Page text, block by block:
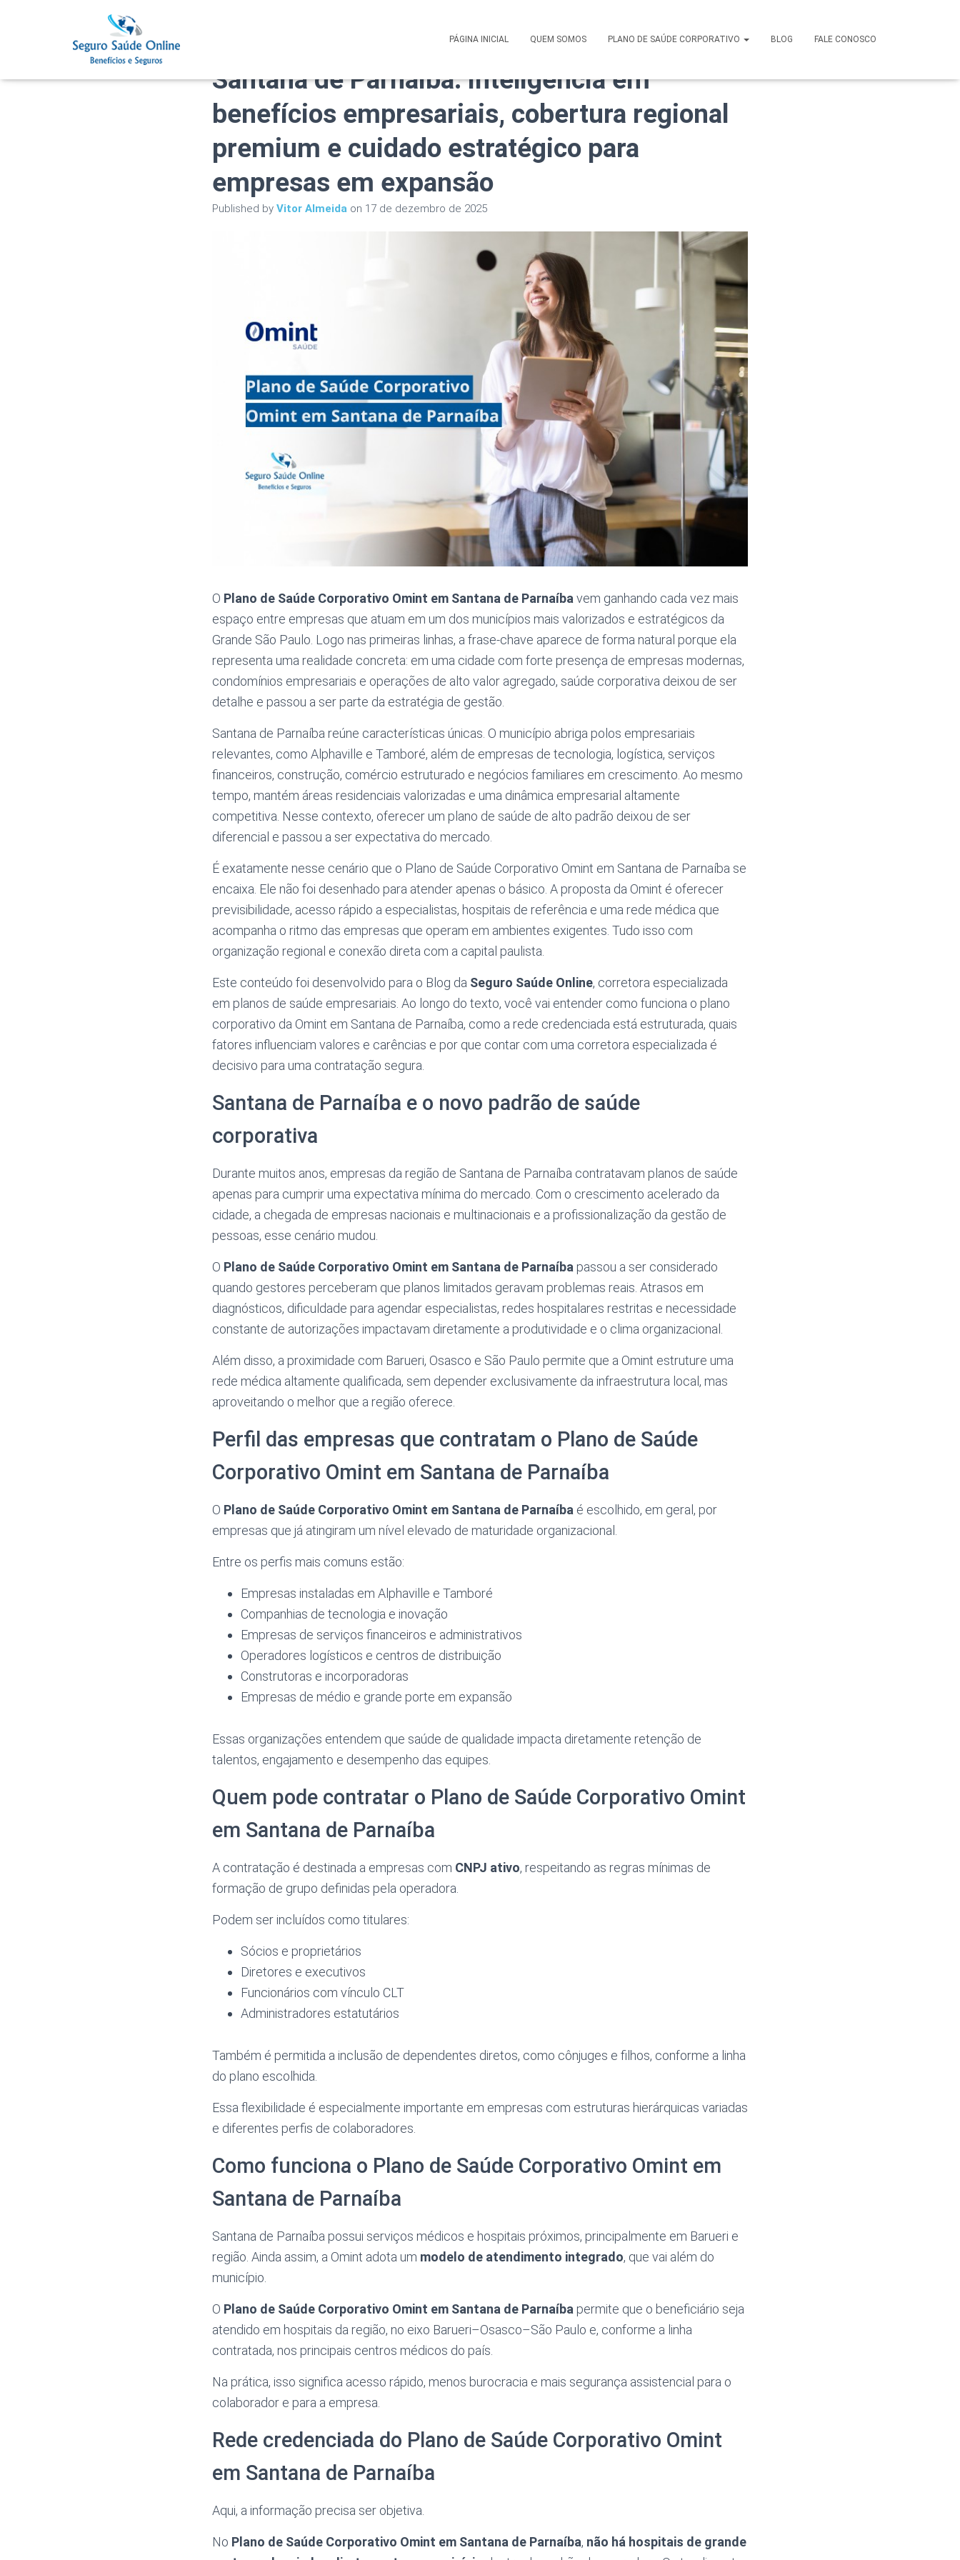
PÁGINA INICIAL QUEM SOMOS PLANO DE SAÚDE CORPORATIVO BLOG FALE CONOSCO
Plano de Saúde Corporativo Omint em
Santana de Parnaíba: inteligência em
benefícios empresariais, cobertura regional
premium e cuidado estratégico para
empresas em expansão
Published by Vitor Almeida on 17 de dezembro de 2025
O Plano de Saúde Corporativo Omint em Santana de Parnaíba vem ganhando cada vez mais
espaço entre empresas que atuam em um dos municípios mais valorizados e estratégicos da
Grande São Paulo. Logo nas primeiras linhas, a frase-chave aparece de forma natural porque ela
representa uma realidade concreta: em uma cidade com forte presença de empresas modernas,
condomínios empresariais e operações de alto valor agregado, saúde corporativa deixou de ser
detalhe e passou a ser parte da estratégia de gestão.
Santana de Parnaíba reúne características únicas. O município abriga polos empresariais
relevantes, como Alphaville e Tamboré, além de empresas de tecnologia, logística, serviços
financeiros, construção, comércio estruturado e negócios familiares em crescimento. Ao mesmo
tempo, mantém áreas residenciais valorizadas e uma dinâmica empresarial altamente
competitiva. Nesse contexto, oferecer um plano de saúde de alto padrão deixou de ser
diferencial e passou a ser expectativa do mercado.
É exatamente nesse cenário que o Plano de Saúde Corporativo Omint em Santana de Parnaíba se
encaixa. Ele não foi desenhado para atender apenas o básico. A proposta da Omint é oferecer
previsibilidade, acesso rápido a especialistas, hospitais de referência e uma rede médica que
acompanha o ritmo das empresas que operam em ambientes exigentes. Tudo isso com
organização regional e conexão direta com a capital paulista.
Este conteúdo foi desenvolvido para o Blog da Seguro Saúde Online, corretora especializada
em planos de saúde empresariais. Ao longo do texto, você vai entender como funciona o plano
corporativo da Omint em Santana de Parnaíba, como a rede credenciada está estruturada, quais
fatores influenciam valores e carências e por que contar com uma corretora especializada é
decisivo para uma contratação segura.
Santana de Parnaíba e o novo padrão de saúde
corporativa
Durante muitos anos, empresas da região de Santana de Parnaíba contratavam planos de saúde
apenas para cumprir uma expectativa mínima do mercado. Com o crescimento acelerado da
cidade, a chegada de empresas nacionais e multinacionais e a profissionalização da gestão de
pessoas, esse cenário mudou.
O Plano de Saúde Corporativo Omint em Santana de Parnaíba passou a ser considerado
quando gestores perceberam que planos limitados geravam problemas reais. Atrasos em
diagnósticos, dificuldade para agendar especialistas, redes hospitalares restritas e necessidade
constante de autorizações impactavam diretamente a produtividade e o clima organizacional.
Além disso, a proximidade com Barueri, Osasco e São Paulo permite que a Omint estruture uma
rede médica altamente qualificada, sem depender exclusivamente da infraestrutura local, mas
aproveitando o melhor que a região oferece.
Perfil das empresas que contratam o Plano de Saúde
Corporativo Omint em Santana de Parnaíba
O Plano de Saúde Corporativo Omint em Santana de Parnaíba é escolhido, em geral, por
empresas que já atingiram um nível elevado de maturidade organizacional.
Entre os perfis mais comuns estão:
Empresas instaladas em Alphaville e Tamboré
Companhias de tecnologia e inovação
Empresas de serviços financeiros e administrativos
Operadores logísticos e centros de distribuição
Construtoras e incorporadoras
Empresas de médio e grande porte em expansão
Essas organizações entendem que saúde de qualidade impacta diretamente retenção de
talentos, engajamento e desempenho das equipes.
Quem pode contratar o Plano de Saúde Corporativo Omint
em Santana de Parnaíba
A contratação é destinada a empresas com CNPJ ativo, respeitando as regras mínimas de
formação de grupo definidas pela operadora.
Podem ser incluídos como titulares:
Sócios e proprietários
Diretores e executivos
Funcionários com vínculo CLT
Administradores estatutários
Também é permitida a inclusão de dependentes diretos, como cônjuges e filhos, conforme a linha
do plano escolhida.
Essa flexibilidade é especialmente importante em empresas com estruturas hierárquicas variadas
e diferentes perfis de colaboradores.
Como funciona o Plano de Saúde Corporativo Omint em
Santana de Parnaíba
Santana de Parnaíba possui serviços médicos e hospitais próximos, principalmente em Barueri e
região. Ainda assim, a Omint adota um modelo de atendimento integrado, que vai além do
município.
O Plano de Saúde Corporativo Omint em Santana de Parnaíba permite que o beneficiário seja
atendido em hospitais da região, no eixo Barueri–Osasco–São Paulo e, conforme a linha
contratada, nos principais centros médicos do país.
Na prática, isso significa acesso rápido, menos burocracia e mais segurança assistencial para o
colaborador e para a empresa.
Rede credenciada do Plano de Saúde Corporativo Omint
em Santana de Parnaíba
Aqui, a informação precisa ser objetiva.
No Plano de Saúde Corporativo Omint em Santana de Parnaíba, não há hospitais de grande